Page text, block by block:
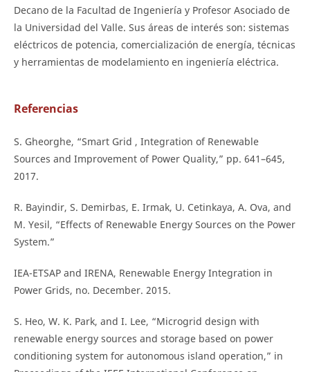
Decano de la Facultad de Ingeniería y Profesor Asociado de
la Universidad del Valle. Sus áreas de interés son: sistemas
eléctricos de potencia, comercialización de energía, técnicas
y herramientas de modelamiento en ingeniería eléctrica.
Referencias
S. Gheorghe, “Smart Grid , Integration of Renewable
Sources and Improvement of Power Quality,” pp. 641–645,
2017.
R. Bayindir, S. Demirbas, E. Irmak, U. Cetinkaya, A. Ova, and
M. Yesil, “Effects of Renewable Energy Sources on the Power
System.”
IEA-ETSAP and IRENA, Renewable Energy Integration in
Power Grids, no. December. 2015.
S. Heo, W. K. Park, and I. Lee, “Microgrid design with
renewable energy sources and storage based on power
conditioning system for autonomous island operation,” in